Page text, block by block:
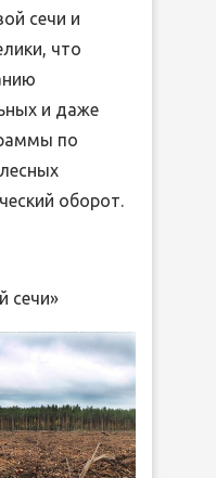
сечи и
что
и даже
по
оборот.
сечи»